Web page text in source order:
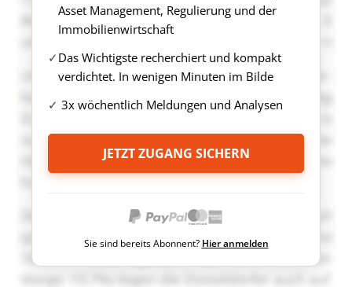
Asset Management, Regulierung und der
Immobilienwirtschaft
Das Wichtigste recherchiert und kompakt
verdichtet. In wenigen Minuten im Bilde
3x wöchentlich Meldungen und Analysen
JETZT ZUGANG SICHERN
Sie sind bereits Abonnent? Hier anmelden